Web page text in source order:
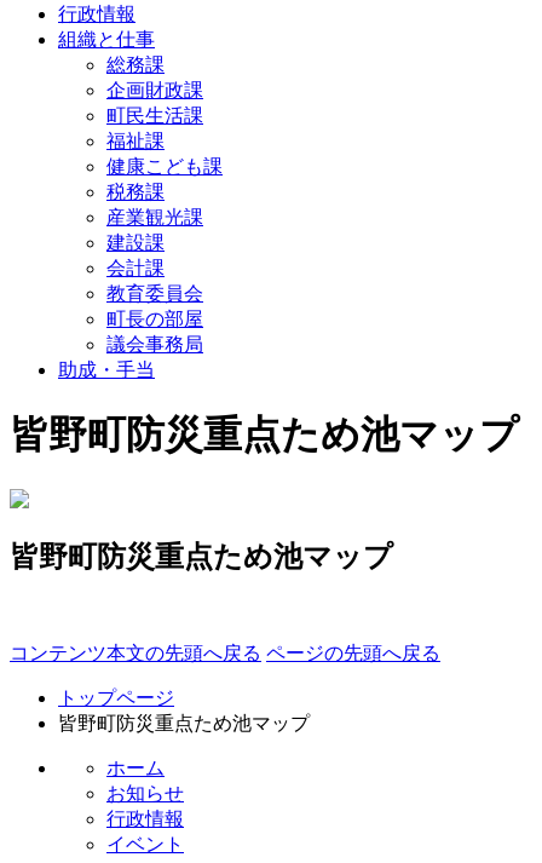
行政情報
組織と仕事
総務課
企画財政課
町民生活課
福祉課
健康こども課
税務課
産業観光課
建設課
会計課
教育委員会
町長の部屋
議会事務局
助成・手当
皆野町防災重点ため池マップ
皆野町防災重点ため池マップ
コンテンツ本文の先頭へ戻る ページの先頭へ戻る
トップページ
皆野町防災重点ため池マップ
ホーム
お知らせ
行政情報
イベント